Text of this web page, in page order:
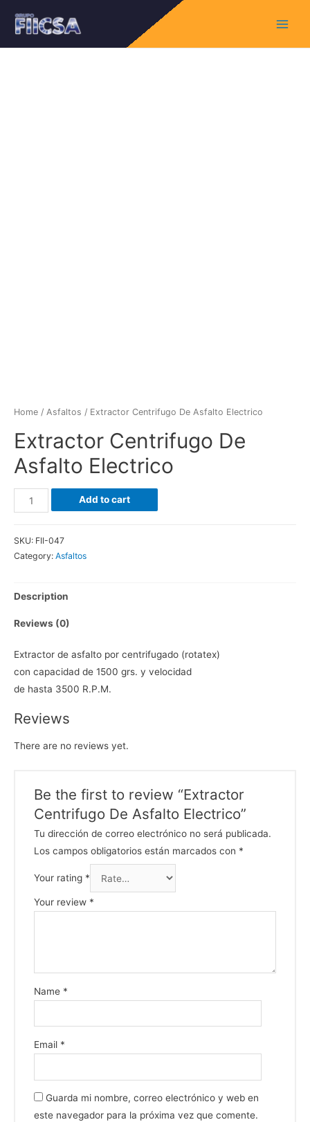
Home / Asfaltos / Extractor Centrifugo De Asfalto Electrico
Extractor Centrifugo De
Asfalto Electrico
Extractor
Centrifugo
Asfalto
Add to cart
SKU: FII-047
Category: Asfaltos
Description
Reviews (0)
Extractor de asfalto por centrifugado (rotatex)
con capacidad de 1500 grs. y velocidad
de hasta 3500 R.P.M.
Reviews
There are no reviews yet.
Be the first to review “Extractor
Centrifugo De Asfalto Electrico”
Tu dirección de correo electrónico no será publicada.
Los campos obligatorios están marcados con *
Your rating *
Your review *
Name *
Email *
Guarda mi nombre, correo electrónico y web en
este navegador para la próxima vez que comente.